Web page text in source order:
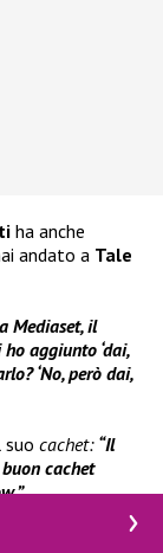
ha anche
andato a Tale
Mediaset, il
aggiunto ‘dai,
‘No, però dai,
cachet: “Il
buon cachet
di un